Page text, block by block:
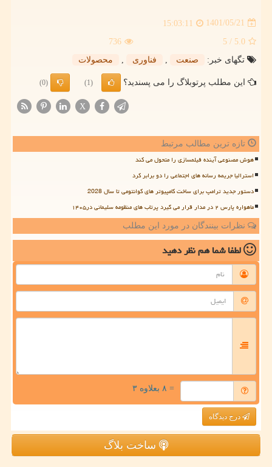
1401/05/21
15:03:11
5.0
/ 5
736
تگهای خبر:
صنعت فناوری محصولات
این مطلب پرتوبلاگ را می پسندید؟ (1)
(0)
X
تازه ترین مطالب مرتبط
هوش مصنوعی آینده فیلمسازی را متحول می کند
استرالیا جریمه رسانه های اجتماعی را دو برابر کرد
دستور جدید ترامپ برای ساخت کامپیوتر های کوانتومی تا سال 2028
ماهواره پارس ۲ در مدار قرار می گیرد پرتاب های منظومه سلیمانی در۱۴۰۵
نظرات بینندگان در مورد این مطلب
لطفا شما همنظر دهید
= ۸ بعلاوه ۳
درج دیدگاه
ساخت بلاگ